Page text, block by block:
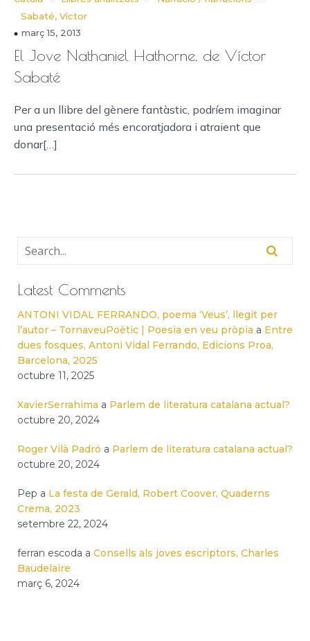
Sabaté, Víctor
març 15, 2013
El Jove Nathaniel Hathorne, de Víctor
Sabaté
Per a un llibre del gènere fantàstic, podríem imaginar
una presentació més encoratjadora i atraient que
donar[…]
Latest Comments
ANTONI VIDAL FERRANDO, poema ‘Veus’, llegit per
l’autor – TornaveuPoètic | Poesia en veu pròpia a Entre
dues fosques, Antoni Vidal Ferrando, Edicions Proa,
Barcelona, 2025
octubre 11, 2025
XavierSerrahima a Parlem de literatura catalana actual?
octubre 20, 2024
Roger Vilà Padró a Parlem de literatura catalana actual?
octubre 20, 2024
Pep a La festa de Gerald, Robert Coover, Quaderns
Crema, 2023
setembre 22, 2024
ferran escoda a Consells als joves escriptors, Charles
Baudelaire
març 6, 2024